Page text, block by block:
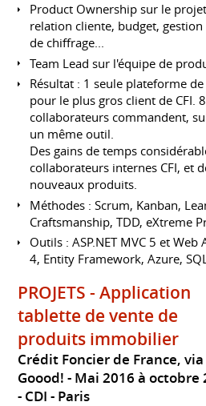
Product Ownership sur le
relation cliente, budget,
de chiffrage...
Team Lead sur l'équipe de
Résultat : 1 seule plateforme
pour le plus gros client de CFI.
collaborateurs commandent,
un même outil.
Des gains de temps
collaborateurs internes CFI, et
nouveaux produits.
Méthodes : Scrum, Kanban,
Craftsmanship, TDD, eXtreme
Outils : ASP.NET MVC 5 et Web
4, Entity Framework, Azure,
PROJETS - Application
tablette de vente de
produits immobilier
Crédit Foncier de France, via
Goood!
Mai 2016 à octobre
CDI
Paris